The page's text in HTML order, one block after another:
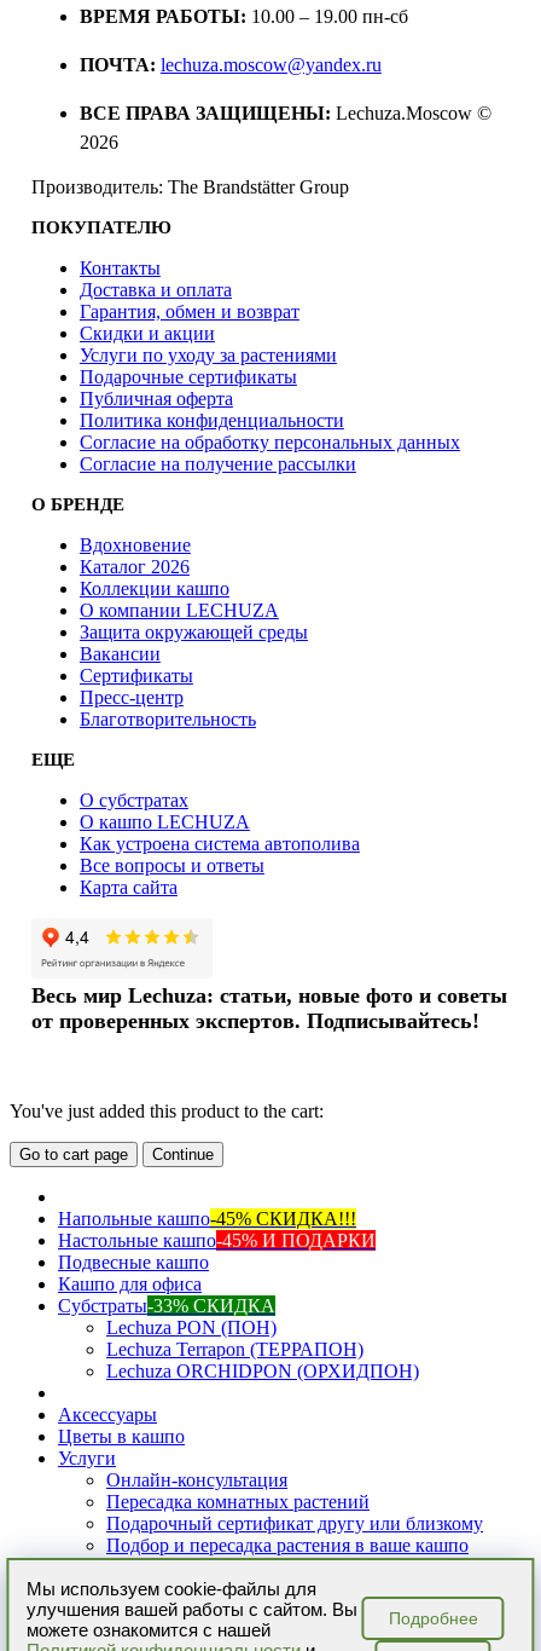
ВРЕМЯ РАБОТЫ: 10.00 – 19.00 пн-сб
ПОЧТА: lechuza.moscow@yandex.ru
ВСЕ ПРАВА ЗАЩИЩЕНЫ: Lechuza.Moscow ©
2026
Производитель: The Brandstätter Group
ПОКУПАТЕЛЮ
Контакты
Доставка и оплата
Гарантия, обмен и возврат
Скидки и акции
Услуги по уходу за растениями
Подарочные сертификаты
Публичная оферта
Политика конфиденциальности
Согласие на обработку персональных данных
Согласие на получение рассылки
О БРЕНДЕ
Вдохновение
Каталог 2026
Коллекции кашпо
О компании LECHUZA
Защита окружающей среды
Вакансии
Сертификаты
Пресс-центр
Благотворительность
ЕЩЕ
О субстратах
О кашпо LECHUZA
Как устроена система автополива
Все вопросы и ответы
Карта сайта
Весь мир Lechuza: статьи, новые фото и советы
от проверенных экспертов. Подписывайтесь!
Мы используем cookie-файлы для
улучшения вашей работы с сайтом. Вы
можете ознакомится с нашей
Подробнее
You've just added this product to the cart:
Go to cart page Continue
Напольные кашпо-45% СКИДКА!!!
Настольные кашпо-45% И ПОДАРКИ
Подвесные кашпо
Кашпо для офиса
Субстраты-33% СКИДКА
Lechuza PON (ПОН)
Lechuza Terrapon (ТЕРРАПОН)
Lechuza ORCHIDPON (ОРХИДПОН)
Аксессуары
Цветы в кашпо
Услуги
Онлайн-консультация
Пересадка комнатных растений
Подарочный сертификат другу или близкому
Подбор и пересадка растения в ваше кашпо
Разовый уход за растениями
Регулярный уход за растениями
Уход за комнатными растениями
Фитодизайн интерьера